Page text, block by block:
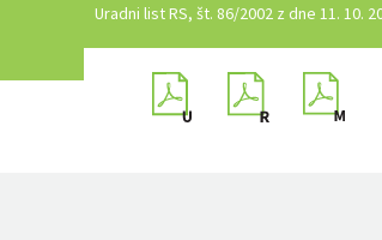
Uradni list RS, št. 86/2002 z dne 11. 10.